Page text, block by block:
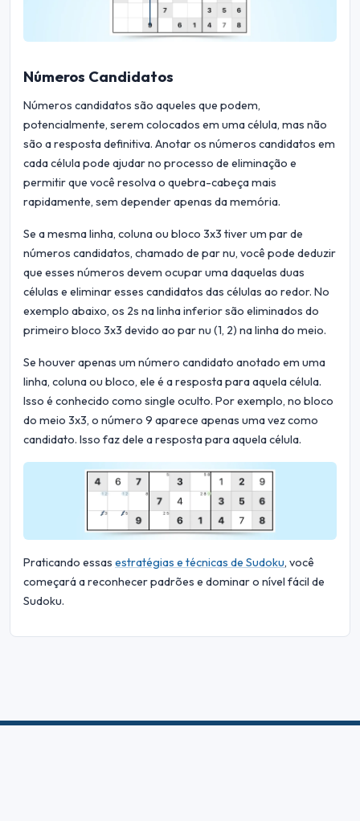
Números Candidatos
Números candidatos são aqueles que podem,
potencialmente, serem colocados em uma célula, mas não
são a resposta definitiva. Anotar os números candidatos em
cada célula pode ajudar no processo de eliminação e
permitir que você resolva o quebra-cabeça mais
rapidamente, sem depender apenas da memória.
Se a mesma linha, coluna ou bloco 3x3 tiver um par de
números candidatos, chamado de par nu, você pode deduzir
que esses números devem ocupar uma daquelas duas
células e eliminar esses candidatos das células ao redor. No
exemplo abaixo, os 2s na linha inferior são eliminados do
primeiro bloco 3x3 devido ao par nu (1, 2) na linha do meio.
Se houver apenas um número candidato anotado em uma
linha, coluna ou bloco, ele é a resposta para aquela célula.
Isso é conhecido como single oculto. Por exemplo, no bloco
do meio 3x3, o número 9 aparece apenas uma vez como
candidato. Isso faz dele a resposta para aquela célula.
Praticando essas estratégias e técnicas de Sudoku, você
começará a reconhecer padrões e dominar o nível fácil de
Sudoku.